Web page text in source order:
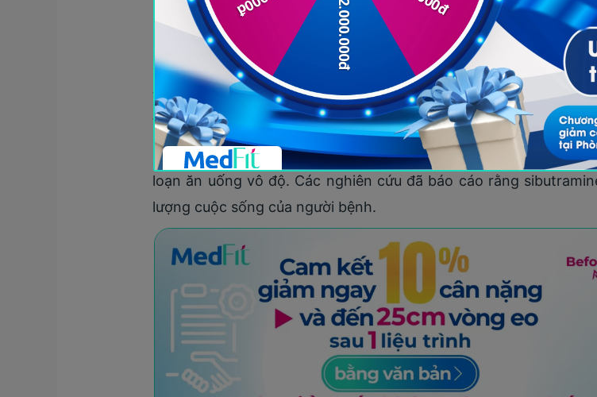
sibutramine đã giảm trung bình 8,4kg so với 4,8kg ở nhóm
sibutramine không chỉ giúp giảm cân mà còn có tác dụng
duy trì
Một nghiên cứu khác được công bố trên tạp chí Obesity
thử nghiệm lâm sàng khác nhau và xác nhận rằng sibutramine
thời cải thiện các yếu tố nguy cơ liên quan đến béo phì như chỉ
Bên cạnh đó, sibutramine cũng được sử dụng để hỗ trợ điều trị
loạn ăn uống vô độ. Các nghiên cứu đã báo cáo rằng
lượng cuộc sống của người bệnh.